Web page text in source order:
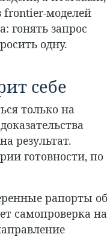
frontier-моделей
гонять запрос
одну.
себе
только на
результат.
готовности, по
рапорты об
самопроверка на